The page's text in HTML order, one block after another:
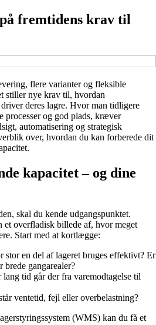
fremtidens krav til
flere varianter og fleksible
stiller nye krav til, hvordan
deres lagre. Hvor man tidligere
processer og god plads, kræver
automatisering og strategisk
over, hvordan du kan forberede dit
kapacitet – og dine
skal du kende udgangspunktet.
et overfladisk billede af, hvor meget
Start med at kortlægge:
stor en del af lageret bruges effektivt? Er
brede gangarealer?
tid går der fra varemodtagelse til
ventetid, fejl eller overbelastning?
(WMS) kan du få et